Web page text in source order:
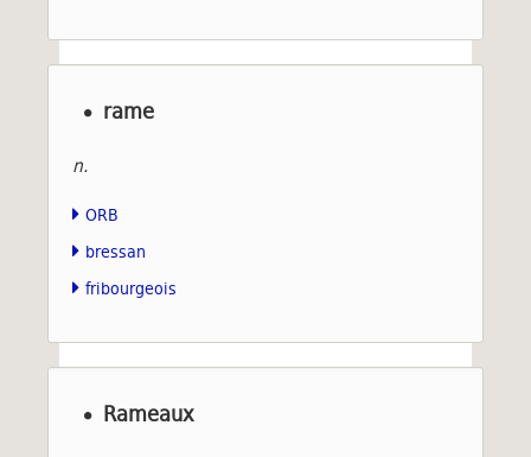
rame
n.
ORB
bressan
fribourgeois
Rameaux